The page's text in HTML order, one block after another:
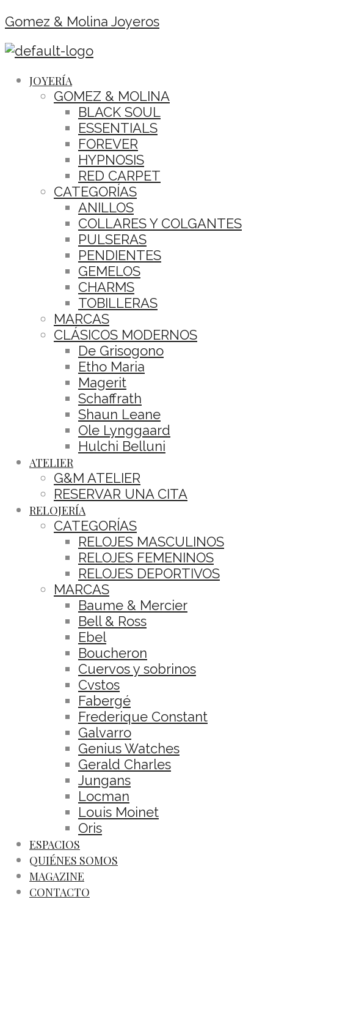
Gomez & Molina Joyeros
JOYERÍA
GOMEZ & MOLINA
BLACK SOUL
ESSENTIALS
FOREVER
HYPNOSIS
RED CARPET
CATEGORÍAS
ANILLOS
COLLARES Y COLGANTES
PULSERAS
PENDIENTES
GEMELOS
CHARMS
TOBILLERAS
MARCAS
CLÁSICOS MODERNOS
De Grisogono
Etho Maria
Magerit
Schaffrath
Shaun Leane
Ole Lynggaard
Hulchi Belluni
ATELIER
G&M ATELIER
RESERVAR UNA CITA
RELOJERÍA
CATEGORÍAS
RELOJES MASCULINOS
RELOJES FEMENINOS
RELOJES DEPORTIVOS
MARCAS
Baume & Mercier
Bell & Ross
Ebel
Boucheron
Cuervos y sobrinos
Cvstos
Fabergé
Frederique Constant
Galvarro
Genius Watches
Gerald Charles
Jungans
Locman
Louis Moinet
Oris
ESPACIOS
QUIÉNES SOMOS
MAGAZINE
CONTACTO